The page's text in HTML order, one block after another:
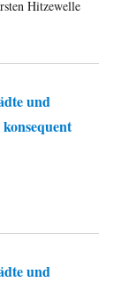
Hitzewelle
und
und